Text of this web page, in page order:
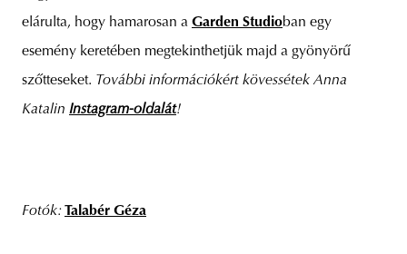
elárulta, hogy hamarosan a Garden Studioban egy
esemény keretében megtekinthetjük majd a gyönyörű
szőtteseket. További információkért kövessétek Anna
Katalin Instagram-oldalát!
Fotók:Talabér Géza